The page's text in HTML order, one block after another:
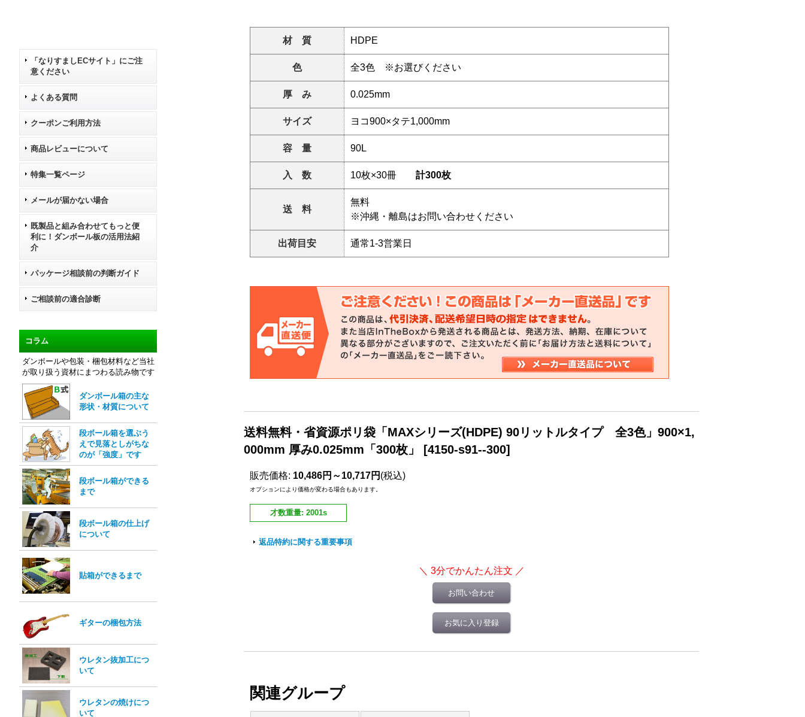
「なりすましECサイト」にご注
意ください
よくある質問
クーポンご利用方法
商品レビューについて
特集一覧ページ
メールが届かない場合
既製品と組み合わせてもっと便
利に！ダンボール板の活用法紹
介
パッケージ相談前の判断ガイド
ご相談前の適合診断
コラム
ダンボールや包装・梱包材料など当社
が取り扱う資材にまつわる読み物です
ダンボール箱の主な
形状・材質について
段ボール箱を選ぶう
えで見落としがちな
のが「強度」です
段ボール箱ができる
まで
段ボール箱の仕上げ
について
貼箱ができるまで
ギターの梱包方法
ウレタン抜加工につ
いて
ウレタンの焼けにつ
いて
材 質 HDPE
色 全3色 ※お選びください
厚 み 0.025mm
サイズ ヨコ900×タテ1,000mm
容 量 90L
入 数 10枚×30冊 計300枚
送 料
無料
※沖縄・離島はお問い合わせください
出荷目安 通常1-3営業日
送料無料・省資源ポリ袋「MAXシリーズ(HDPE) 90リットルタイプ 全3色」900×1,
000mm 厚み0.025mm「300枚」
[4150-s91--300]
販売価格: 10,486円～10,717円 (税込)
オプションにより価格が変わる場合もあります。
才数重量: 2001s
返品特約に関する重要事項
お問い合わせ
お気に入り登録
関連グループ